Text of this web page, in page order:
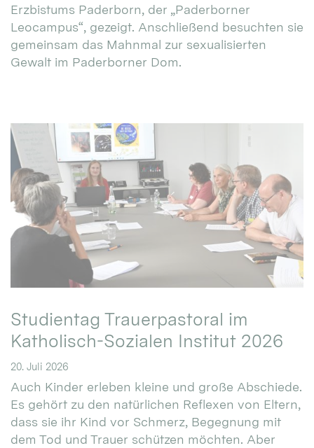
Erzbistums Paderborn, der „Paderborner
Leocampus“, gezeigt. Anschließend besuchten sie
gemeinsam das Mahnmal zur sexualisierten
Gewalt im Paderborner Dom.
Studientag Trauerpastoral im
Katholisch-Sozialen Institut 2026
20. Juli 2026
Auch Kinder erleben kleine und große Abschiede.
Es gehört zu den natürlichen Reflexen von Eltern,
dass sie ihr Kind vor Schmerz, Begegnung mit
dem Tod und Trauer schützen möchten. Aber